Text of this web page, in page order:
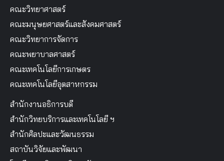
คณะวิทยาศาสตร์
คณะมนุษยศาสตร์และสังคมศาสตร์
คณะวิทยาการจัดการ
คณะพยาบาลศาสตร์
คณะเทคโนโลยีการเกษตร
คณะเทคโนโลยีอุตสาหกรรม
สำนักงานอธิการบดี
สำนักวิทยบริการและเทคโนโลยี ฯ
สำนักศิลปะและวัฒนธรรม
สถาบันวิจัยและพัฒนา